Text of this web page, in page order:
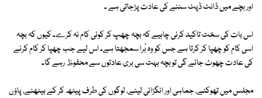
اور بچے میں ڈانٹ ڈپٹ سننے کی عادت پڑجاتی ہے ۔
اس بات کی سخت تاکید کرنی چاہیے کہ بچہ چھپ کر کوئی کام نہ کرے۔ کیوں کہ بچہ
اسی کام کو چھپا کر کرتا ہے جس کو وہ بُرا سمجھتا ہے۔ اس لیے جب چھپا کر کام کرنے
کی عادت چھوٹ جائے گی تو بچہ بہت سی بری عادتوں سے محفوظ رہے گا۔
مجلس میں تھوکنے، جماہی اور انگڑائی لینے، لوگوں کی طرف پیٹھ کر کے بیٹھنے، پاؤں